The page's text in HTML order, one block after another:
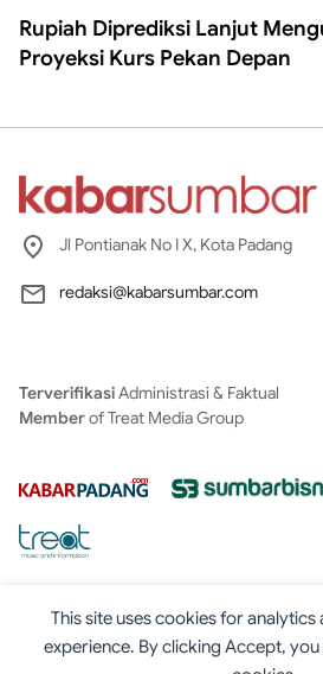
This site uses cookies for
experience. By clicking Accept,
Rupiah Diprediksi Lanjut
Proyeksi Kurs Pekan Depan
Jl Pontianak No I X, Kota Padang
redaksi@kabarsumbar.com
TerverifikasiAdministrasi & Faktual
Memberof Treat Media Group